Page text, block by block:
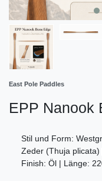
East Pole Paddles
EPP Nanook
Stil und Form:
Zeder (Thuja
Finish: Öl | Länge: